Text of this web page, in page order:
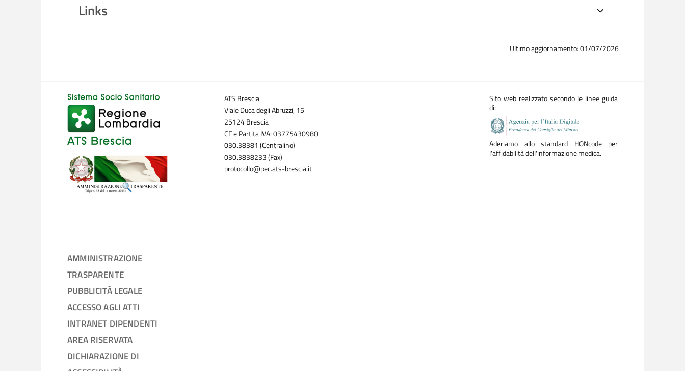
Links
Ultimo aggiornamento: 01/07/2026
ATS Brescia
Viale Duca degli Abruzzi, 15
25124 Brescia
CF e Partita IVA: 03775430980
030.38381 (Centralino)
030.3838233 (Fax)
protocollo@pec.ats-brescia.it
Sito web realizzato secondo le linee guida
di:
Aderiamo allo standard HONcode per
l'affidabilità dell'informazione medica.
AMMINISTRAZIONE
TRASPARENTE
PUBBLICITÀ LEGALE
ACCESSO AGLI ATTI
INTRANET DIPENDENTI
AREA RISERVATA
DICHIARAZIONE DI